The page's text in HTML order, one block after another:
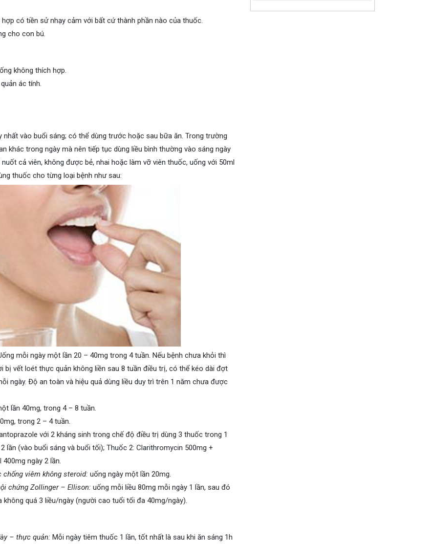
có tiền sử nhạy cảm với bất cứ thành phần nào của thuốc.
cho con bú.
không thích hợp.
ác tính.
vào buổi sáng; có thể dùng trước hoặc sau bữa ăn. Trong trường
khác trong ngày mà nên tiếp tục dùng liều bình thường vào sáng ngày
cả viên, không được bẻ, nhai hoặc làm vỡ viên thuốc, uống với 50ml
thuốc cho từng loại bệnh như sau:
mỗi ngày một lần 20 – 40mg trong 4 tuần. Nếu bệnh chưa khỏi thì
bị vết loét thực quản không liền sau 8 tuần điều trị, có thể kéo dài đợt
ngày. Độ an toàn và hiệu quả dùng liều duy trì trên 1 năm chưa được
lần 40mg, trong 4 – 8 tuần.
trong 2 – 4 tuần.
với 2 kháng sinh trong chế độ điều trị dùng 3 thuốc trong 1
lần (vào buổi sáng và buổi tối); Thuốc 2: Clarithromycin 500mg +
ngày 2 lần.
viêm không steroid: uống ngày một lần 20mg.
chứng Zollinger – Ellison: uống mỗi liều 80mg mỗi ngày 1 lần, sau đó
quá 3 liều/ngày (người cao tuổi tối đa 40mg/ngày).
– thực quản: Mỗi ngày tiêm thuốc 1 lần, tốt nhất là sau khi ăn sáng 1h